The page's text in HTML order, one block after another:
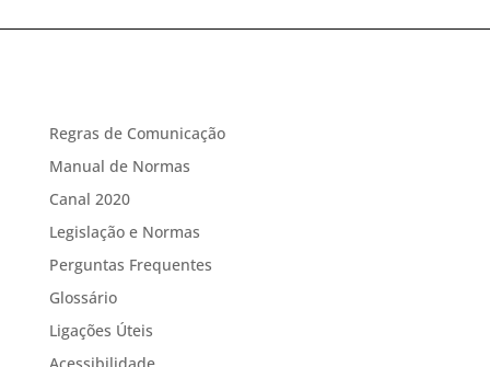
Regras de Comunicação
Manual de Normas
Canal 2020
Legislação e Normas
Perguntas Frequentes
Glossário
Ligações Úteis